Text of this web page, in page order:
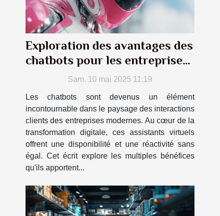
Exploration des avantages des
chatbots pour les entreprises
modernesSam. 10 mai 2025 11:19
Les chatbots sont devenus un élément
incontournable dans le paysage des interactions
clients des entreprises modernes. Au cœur de la
transformation digitale, ces assistants virtuels
offrent une disponibilité et une réactivité sans
égal. Cet écrit explore les multiples bénéfices
qu'ils apportent...